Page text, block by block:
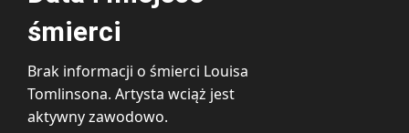
śmierci
Brak informacji o śmierci Louisa
Tomlinsona. Artysta wciąż jest
aktywny zawodowo.